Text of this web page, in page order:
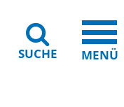
SUCHE MENÜ